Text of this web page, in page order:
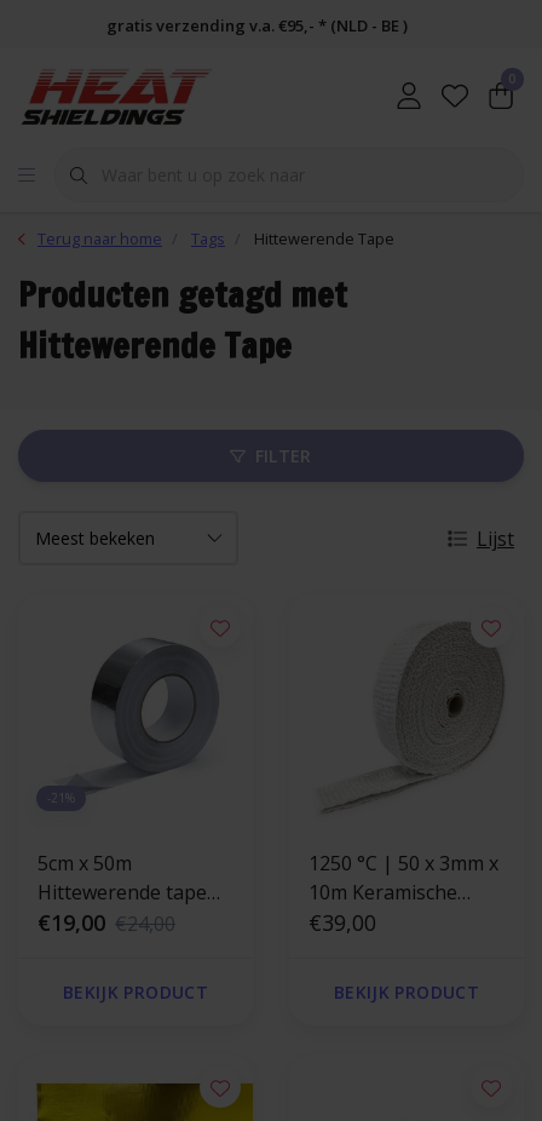
gratis verzending v.a. €95,- * (NLD - BE )
0
Terug naar home Tags Hittewerende Tape
Producten getagd met
Hittewerende Tape
FILTER
Lijst
-21%
5cm x 50m
Hittewerende tape
aluminium glasvezel
€19,00 €24,00
BEKIJK PRODUCT
1250 °C | 50 x 3mm x
10m Keramische
uitlaatband
€39,00
BEKIJK PRODUCT